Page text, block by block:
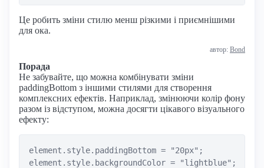
Це робить зміни стилю менш різкими і приємнішими
для ока.
автор: Bond
Порада
Не забувайте, що можна комбінувати зміни
paddingBottom з іншими стилями для створення
комплексних ефектів. Наприклад, змінюючи колір фону
разом із відступом, можна досягти цікавого візуального
ефекту:
element.style.paddingBottom = "20px";